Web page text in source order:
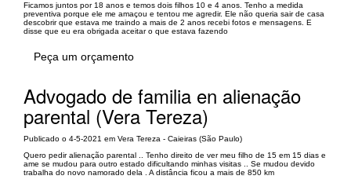
Ficamos juntos por 18 anos e temos dois filhos 10 e 4 anos. Tenho a medida
preventiva porque ele me amaçou e tentou me agredir. Ele não queria sair de casa
descobrir que estava me traindo a mais de 2 anos recebi fotos e mensagens. E
disse que eu era obrigada aceitar o que estava fazendo
Peça um orçamento
Advogado de familia en alienação
parental (Vera Tereza)
Publicado o 4-5-2021 em Vera Tereza - Caieiras (São Paulo)
Quero pedir alienação parental .. Tenho direito de ver meu filho de 15 em 15 dias e
ame se mudou para outro estado dificultando minhas visitas .. Se mudou devido
trabalha do novo namorado dela . A distância ficou a mais de 850 km